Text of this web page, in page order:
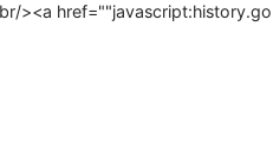
><a